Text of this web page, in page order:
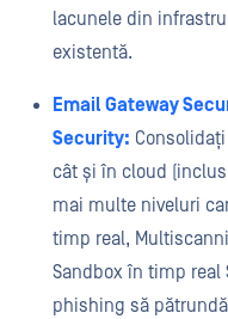
lacunele din
existentă.
Email Gateway
Security:
cât și în cloud
mai multe niveluri
timp real,
Sandbox în timp
phishing să